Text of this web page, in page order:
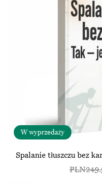
W wyprzedaży
Spalanie tłuszczu bez